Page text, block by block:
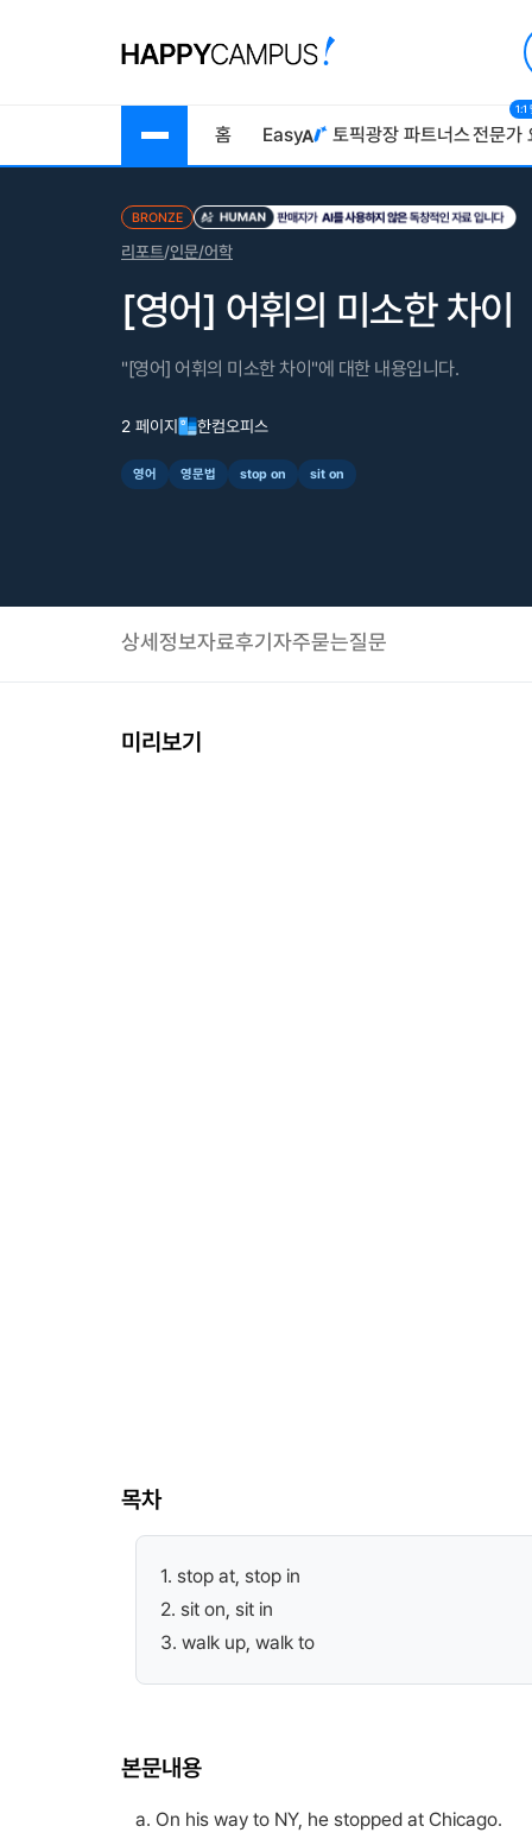
홈 Easy 토픽광장 파트너스전문가
1:1
BRONZE
리포트/인문/어학
[영어] 어휘의 미소한 차이
"[영어] 어휘의 미소한 차이"에 대한 내용입니다.
2 페이지 한컴오피스
영어 영문법 stop on sit on
상세정보자료후기 자주묻는질문
미리보기
목차
1. stop at, stop in
2. sit on, sit in
3. walk up, walk to
본문내용
a. On his way to NY, he stopped at Chicago.